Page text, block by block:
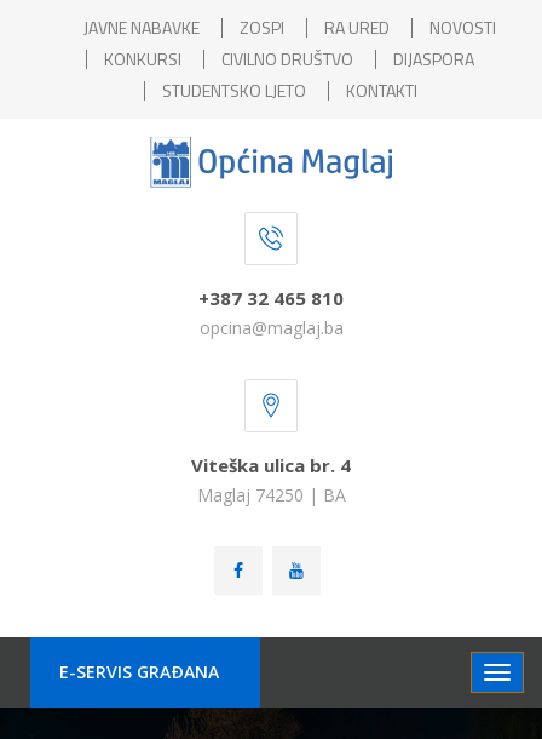
JAVNE NABAVKE ZOSPI RA URED
NOVOSTI
KONKURSI
CIVILNO DRUŠTVO
DIJASPORA
STUDENTSKO LJETO
KONTAKTI
+387 32 465 810
opcina@maglaj.ba
Viteška ulica br. 4
Maglaj 74250 | BA
E-SERVIS GRAÐANA